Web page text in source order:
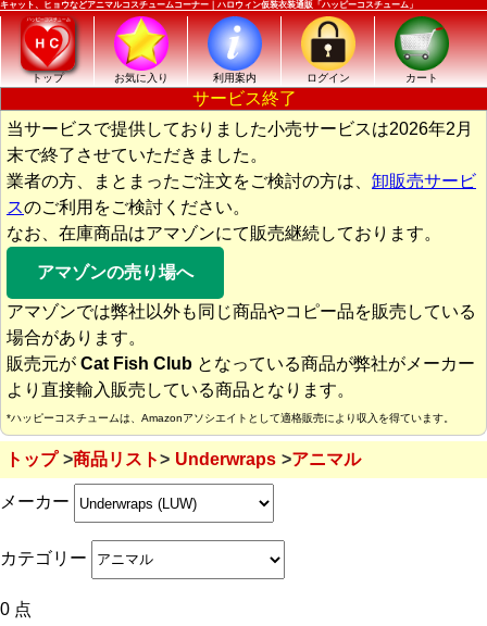
キャット、ヒョウなどアニマルコスチュームコーナー｜ハロウィン仮装衣装通販「ハッピーコスチューム」
トップ お気に入り 利用案内 ログイン カート
サービス終了
当サービスで提供しておりました小売サービスは2026年2月
末で終了させていただきました。
業者の方、まとまったご注文をご検討の方は、 卸販売サービ
スのご利用をご検討ください。
なお、在庫商品はアマゾンにて販売継続しております。
アマゾンの売り場へ
アマゾンでは弊社以外も同じ商品やコピー品を販売している
場合があります。
販売元が Cat Fish Club となっている商品が弊社がメーカー
より直接輸入販売している商品となります。
*ハッピーコスチュームは、Amazonアソシエイトとして適格販売により収入を得ています。
トップ 商品リスト Underwraps アニマル
メーカー
カテゴリー
0 点